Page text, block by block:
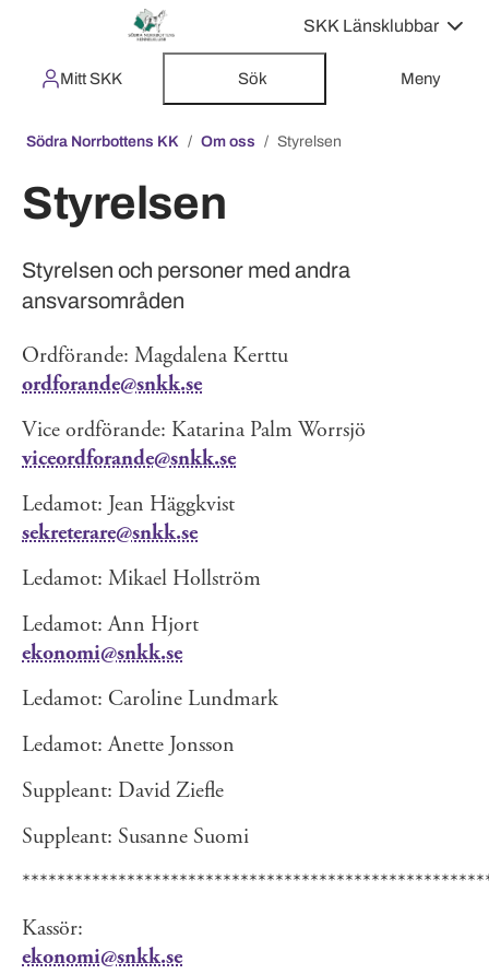
SKK Länsklubbar
Mitt SKK Sök Meny
Södra Norrbottens KK Om oss Styrelsen
Styrelsen
Styrelsen och personer med andra
ansvarsområden
Ordförande: Magdalena Kerttu
ordforande@snkk.se
Vice ordförande: Katarina Palm Worrsjö
viceordforande@snkk.se
Ledamot: Jean Häggkvist
sekreterare@snkk.se
Ledamot: Mikael Hollström
Ledamot: Ann Hjort
ekonomi@snkk.se
Ledamot: Caroline Lundmark
Ledamot: Anette Jonsson
Suppleant: David Ziefle
Suppleant: Susanne Suomi
Kassör:
ekonomi@snkk.se